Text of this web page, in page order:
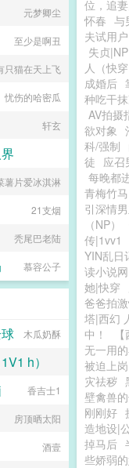
位，追妻
怀春 与
夫试用户
失贞|NP
人（快穿
成婚后
种吃干
AV拍摄
欲对象
科/强制
徒 应召
每晚都
青梅竹马
引深情
（NP）
传|1vv1
YIN乱日
读小说网
她|快穿
爸爸拍
塔|西幻
中！
无一用
被迫上岗
灾祛秽
壁禽兽
刚刚好
造地设|
掉马后
些娇弱
元梦卿尘
至少是啊丑
只猫在天上飞
忧伤的哈密瓜
轩玄
粥的血尸大帝
薯片爱冰淇淋
21支烟
秃尾巴老陆
慕容公子
木瓜奶酥
h）
暗黑猫妖
香吉士1
房顶晒太阳
酒壹